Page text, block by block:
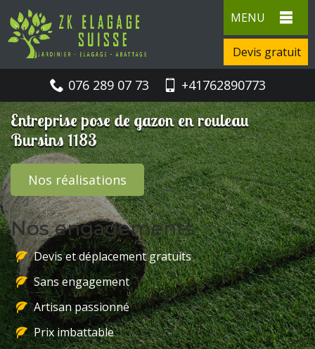
MENU
Devis gratuit
076 289 07 73 +41762890773
Entreprise pose de gazon en rouleau
Bursins 1183
Nos réalisations
Nos engagements
Devis et déplacement gratuits
Sans engagement
Artisan passionné
Prix imbattable